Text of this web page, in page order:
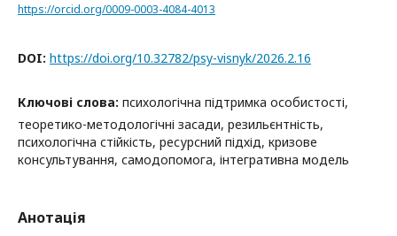
https://orcid.org/0009-0003-4084-4013
DOI: https://doi.org/10.32782/psy-visnyk/2026.2.16
Ключові слова: психологічна підтримка особистості,
теоретико-методологічні засади, резильєнтність,
психологічна стійкість, ресурсний підхід, кризове
консультування, самодопомога, інтегративна модель
Анотація